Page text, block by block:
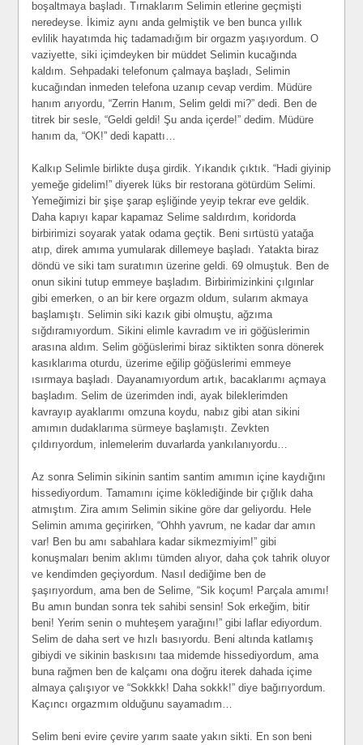
boşaltmaya başladı. Tırnaklarım Selimin etlerine geçmişti
neredeyse. İkimiz aynı anda gelmiştik ve ben bunca yıllık
evlilik hayatımda hiç tadamadığım bir orgazm yaşıyordum. O
vaziyette, siki içimdeyken bir müddet Selimin kucağında
kaldım. Sehpadaki telefonum çalmaya başladı, Selimin
kucağından inmeden telefona uzanıp cevap verdim. Müdüre
hanım arıyordu, “Zerrin Hanım, Selim geldi mi?” dedi. Ben de
titrek bir sesle, “Geldi geldi! Şu anda içerde!” dedim. Müdüre
hanım da, “OK!” dedi kapattı…
Kalkıp Selimle birlikte duşa girdik. Yıkandık çıktık. “Hadi giyinip
yemeğe gidelim!” diyerek lüks bir restorana götürdüm Selimi.
Yemeğimizi bir şişe şarap eşliğinde yeyip tekrar eve geldik.
Daha kapıyı kapar kapamaz Selime saldırdım, koridorda
birbirimizi soyarak yatak odama geçtik. Beni sırtüstü yatağa
atıp, direk amıma yumularak dillemeye başladı. Yatakta biraz
döndü ve siki tam suratımın üzerine geldi. 69 olmuştuk. Ben de
onun sikini tutup emmeye başladım. Birbirimizinkini çılgınlar
gibi emerken, o an bir kere orgazm oldum, sularım akmaya
başlamıştı. Selimin siki kazık gibi olmuştu, ağzıma
sığdıramıyordum. Sikini elimle kavradım ve iri göğüslerimin
arasına aldım. Selim göğüslerimi biraz siktikten sonra dönerek
kasıklarıma oturdu, üzerime eğilip göğüslerimi emmeye
ısırmaya başladı. Dayanamıyordum artık, bacaklarımı açmaya
başladım. Selim de üzerimden indi, ayak bileklerimden
kavrayıp ayaklarımı omzuna koydu, nabız gibi atan sikini
amımın dudaklarıma sürmeye başlamıştı. Zevkten
çıldırıyordum, inlemelerim duvarlarda yankılanıyordu…
Az sonra Selimin sikinin santim santim amımın içine kaydığını
hissediyordum. Tamamını içime köklediğinde bir çığlık daha
atmıştım. Zira amım Selimin sikine göre dar geliyordu. Hele
Selimin amıma geçirirken, “Ohhh yavrum, ne kadar dar amın
var! Ben bu amı sabahlara kadar sikmezmiyim!” gibi
konuşmaları benim aklımı tümden alıyor, daha çok tahrik oluyor
ve kendimden geçiyordum. Nasıl dediğime ben de
şaşırıyordum, ama ben de Selime, “Sik koçum! Parçala amımı!
Bu amın bundan sonra tek sahibi sensin! Sok erkeğim, bitir
beni! Yerim senin o muhteşem yarağını!” gibi laflar ediyordum.
Selim de daha sert ve hızlı basıyordu. Beni altında katlamış
gibiydi ve sikinin baskısını taa midemde hissediyordum, ama
buna rağmen ben de kalçamı ona doğru iterek dahada içime
almaya çalışıyor ve “Sokkkk! Daha sokkk!” diye bağırıyordum.
Kaçıncı orgazmım olduğunu sayamadım…
Selim beni evire çevire yarım saate yakın sikti. En son beni